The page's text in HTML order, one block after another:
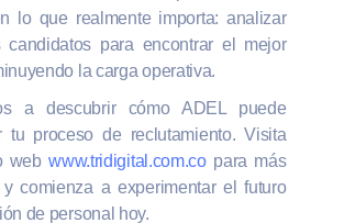
lo que realmente importa: analizar
candidatos para encontrar el mejor
la carga operativa.
a descubrir cómo ADEL puede
tu proceso de reclutamiento. Visita
webwww.tridigital.com.copara más
y comienza a experimentar el futuro
de personal hoy.